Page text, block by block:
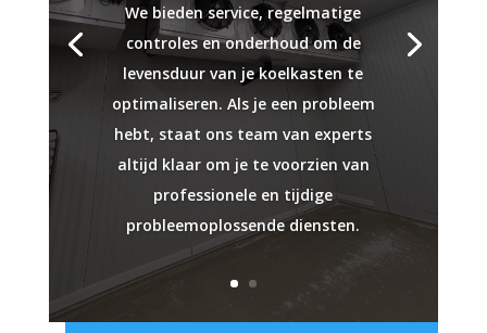
We bieden service, regelmatige
controles en onderhoud om de
levensduur van je koelkasten te
optimaliseren. Als je een probleem
hebt, staat ons team van experts
altijd klaar om je te voorzien van
professionele en tijdige
probleemoplossende diensten.